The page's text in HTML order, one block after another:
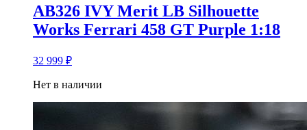
AB326 IVY Merit LB Silhouette
Works Ferrari 458 GT Purple 1:18
32 999 ₽
Нет в наличии